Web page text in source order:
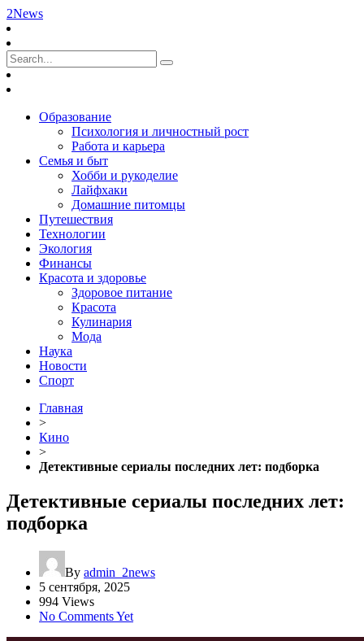
2News
Образование
Психология и личностный рост
Работа и карьера
Семья и быт
Хобби и рукоделие
Лайфхаки
Домашние питомцы
Путешествия
Технологии
Экология
Финансы
Красота и здоровье
Здоровое питание
Красота
Кулинария
Мода
Наука
Новости
Спорт
Главная
>
Кино
>
Детективные сериалы последних лет: подборка
Детективные сериалы последних лет:
подборка
By admin_2news
5 сентября, 2025
994 Views
No Comments Yet